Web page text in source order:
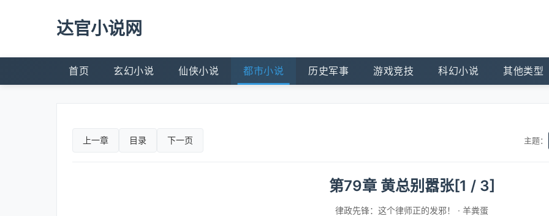
达官小说网
首页 玄幻小说 仙侠小说 都市小说 历史军事 游戏竞技 科幻小说 其他类型
上一章 目录 下一页 主题：
第79章 黄总别嚣张[1 / 3]
律政先锋：这个律师正的发邪！ · 羊粪蛋